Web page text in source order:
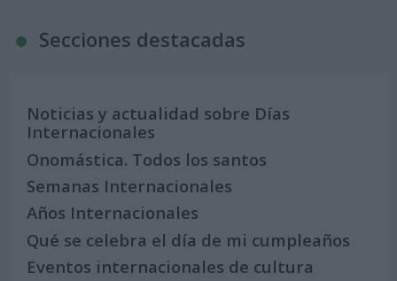
Secciones destacadas
Noticias y actualidad sobre Días
Internacionales
Onomástica. Todos los santos
Semanas Internacionales
Años Internacionales
Qué se celebra el día de mi cumpleaños
Eventos internacionales de cultura